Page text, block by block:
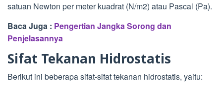
satuan Newton per meter kuadrat (N/m2) atau Pascal (Pa).
Baca Juga : Pengertian Jangka Sorong dan
Penjelasannya
Sifat Tekanan Hidrostatis
Berikut ini beberapa sifat-sifat tekanan hidrostatis, yaitu: